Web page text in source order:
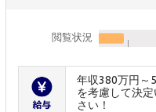
閲覧状況
年収380万円～
を考慮して決
さい！